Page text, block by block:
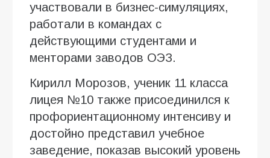
участвовали в бизнес-симуляциях,
работали в командах с
действующими студентами и
менторами заводов ОЭЗ.
Кирилл Морозов, ученик 11 класса
лицея №10 также присоединился к
профориентационному интенсиву и
достойно представил учебное
заведение, показав высокий уровень